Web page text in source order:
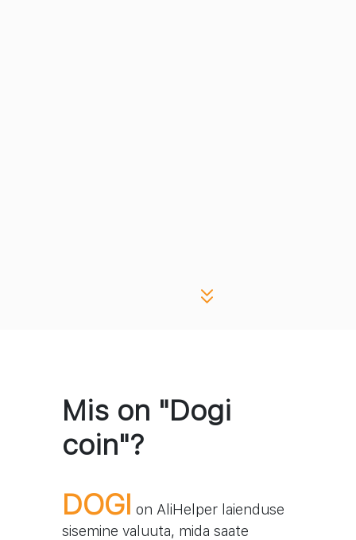
Mis on "Dogi
coin"?
DOGI on AliHelper laienduse
sisemine valuuta, mida saate